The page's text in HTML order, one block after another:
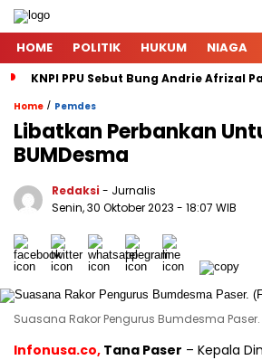
HOME POLITIK HUKUM NIAGA
KNPI PPU Sebut Bung Andrie Afrizal
Home / Pemdes
Libatkan Perbankan
BUMDesma
Redaksi - Jurnalis
Senin, 30 Oktober 2023 - 18:07 WIB
Suasana Rakor Pengurus Bumdesma Paser.
Infonusa.co, Tana Paser – Kepala